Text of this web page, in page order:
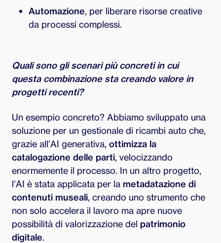
Automazione, per liberare risorse creative
da processi complessi.
Quali sono gli scenari più concreti in cui
questa combinazione sta creando valore in
progetti recenti?
Un esempio concreto? Abbiamo sviluppato una
soluzione per un gestionale di ricambi auto che,
grazie all’AI generativa, ottimizza la
catalogazione delle parti, velocizzando
enormemente il processo. In un altro progetto,
l’AI è stata applicata per la metadatazione di
contenuti museali, creando uno strumento che
non solo accelera il lavoro ma apre nuove
possibilità di valorizzazione del patrimonio
digitale.